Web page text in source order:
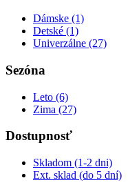
Dámske (1)
Detské (1)
Univerzálne (27)
Sezóna
Leto (6)
Zima (27)
Dostupnosť
Skladom (1-2 dni)
Ext. sklad (do 5 dní)